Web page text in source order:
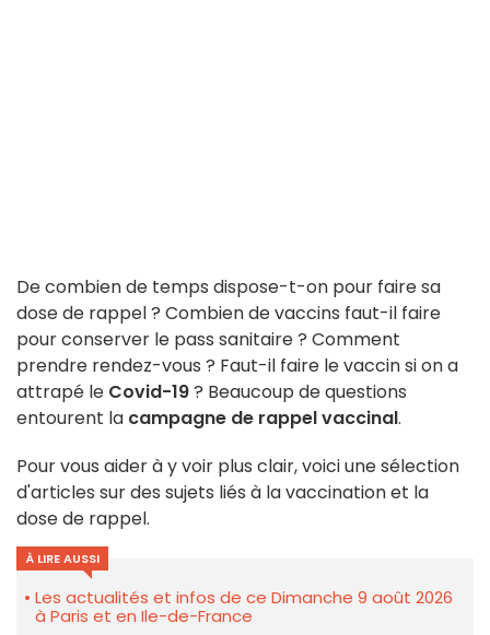
De combien de temps dispose-t-on pour faire sa
dose de rappel ? Combien de vaccins faut-il faire
pour conserver le pass sanitaire ? Comment
prendre rendez-vous ? Faut-il faire le vaccin si on a
attrapé le Covid-19? Beaucoup de questions
entourent la campagne de rappel vaccinal.
Pour vous aider à y voir plus clair, voici une sélection
d'articles sur des sujets liés à la vaccination et la
dose de rappel.
À LIRE AUSSI
Les actualités et infos de ce Dimanche 9 août 2026
à Paris et en Ile-de-France